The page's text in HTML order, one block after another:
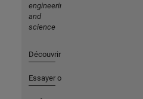
engineering
and
science
Découvrir les produits
Essayer ou acheter